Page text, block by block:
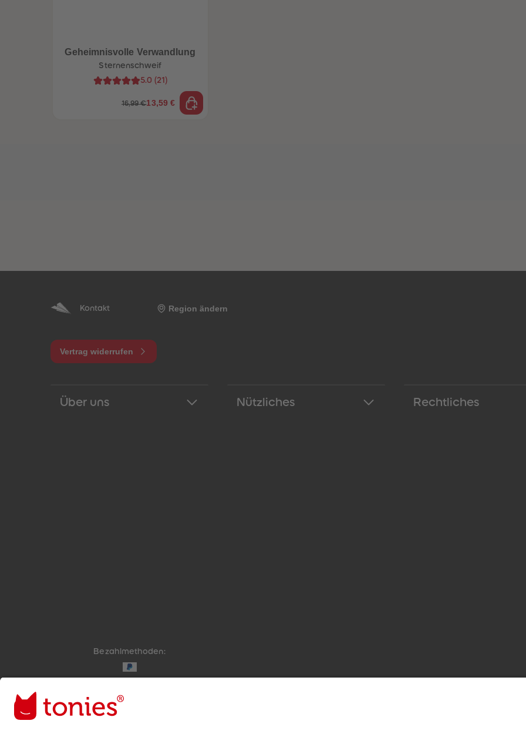
Geheimnisvolle Verwandlung
Sternenschweif
5.0 (21 )
16,99 €13,59 €
Kontakt Region ändern
Vertrag widerrufen
Über uns Nützliches Rechtliches
Bezahlmethoden: